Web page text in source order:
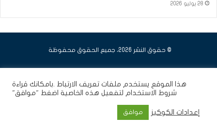
28 يوليو 2026
© حقوق النشر 2026، جميع الحقوق محفوظة
هذا الموقع يستخدم ملفات تعريف الارتباط .بامكانك قراءة
شروط الاستخدام لتفعيل هذه الخاصية اضغط "موافق"
إعدادات الكوكيز موافق